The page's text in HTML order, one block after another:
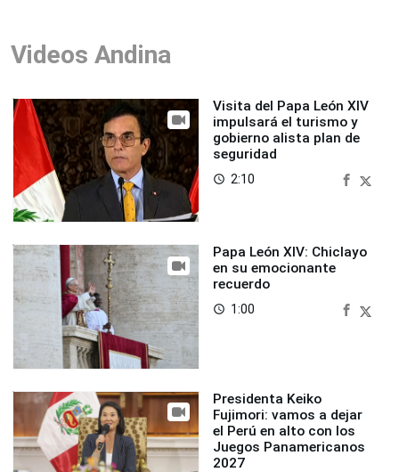
Videos Andina
Visita del Papa León XIV
impulsará el turismo y
gobierno alista plan de
seguridad
access_time 2:10
Papa León XIV: Chiclayo
en su emocionante
recuerdo
access_time 1:00
Presidenta Keiko
Fujimori: vamos a dejar
el Perú en alto con los
Juegos Panamericanos
2027